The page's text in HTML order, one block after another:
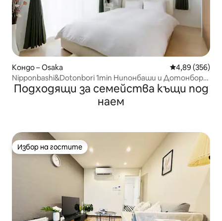
Кондо – Osaka Средна
4,89 (356)
Nipponbashi&Dotonbori 1min Нипонбаши и Дотонбори
1 минута
Подходящи за семейства къщи под
наем
Избор на гостите
Избор на гостите